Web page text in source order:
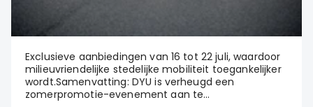
Exclusieve aanbiedingen van 16 tot 22 juli, waardoor
milieuvriendelijke stedelijke mobiliteit toegankelijker
wordt.Samenvatting: DYU is verheugd een
zomerpromotie-evenement aan te...